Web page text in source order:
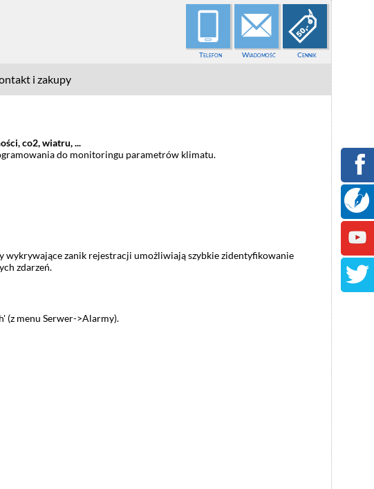
Telefon Wiadomość Cennik
i zakupy
co2, wiatru, ...
do monitoringu parametrów klimatu.
wykrywające zanik rejestracji umożliwiają szybkie zidentyfikowanie
zdarzeń.
(z menu Serwer->Alarmy).